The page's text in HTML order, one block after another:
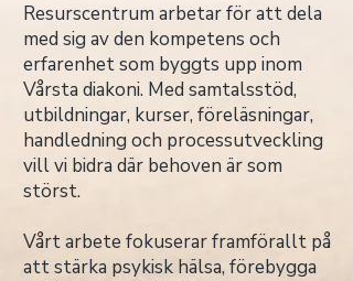
Resurscentrum arbetar för att dela
med sig av den kompetens och
erfarenhet som byggts upp inom
Vårsta diakoni. Med samtalsstöd,
utbildningar, kurser, föreläsningar,
handledning och processutveckling
vill vi bidra där behoven är som
störst.
Vårt arbete fokuserar framförallt på
att stärka psykisk hälsa, förebygga